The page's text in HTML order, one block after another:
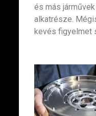
és más
alkatrésze.
kevés figyelmet